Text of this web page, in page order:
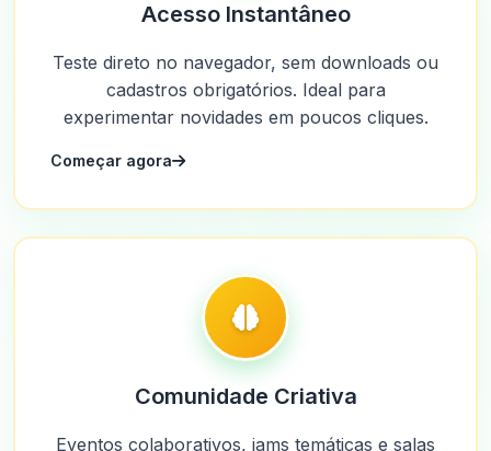
Acesso Instantâneo
Teste direto no navegador, sem downloads ou
cadastros obrigatórios. Ideal para
experimentar novidades em poucos cliques.
Começar agora
Comunidade Criativa
Eventos colaborativos, jams temáticas e salas